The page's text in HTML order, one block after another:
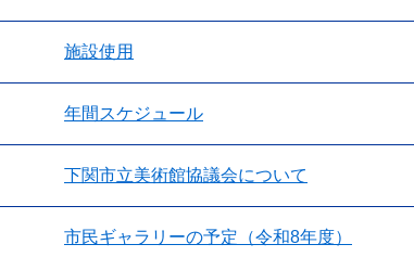
施設使用
年間スケジュール
下関市立美術館協議会について
市民ギャラリーの予定（令和8年度）